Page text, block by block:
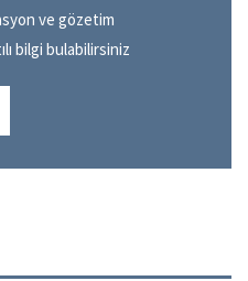
ve gözetim
bilgi bulabilirsiniz